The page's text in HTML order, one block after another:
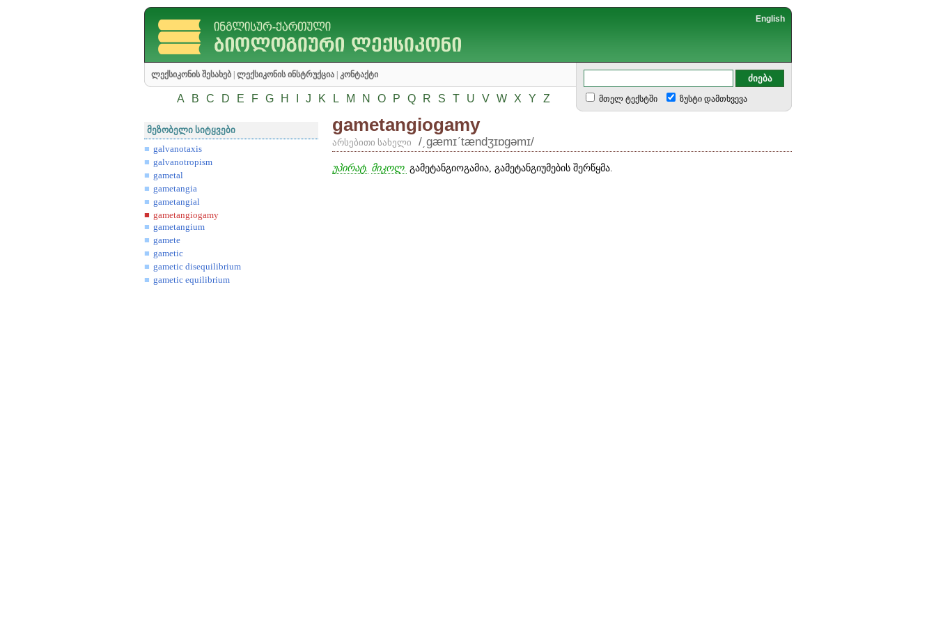
English
ლექსიკონის შესახებ ლექსიკონის ინსტრუქცია კონტაქტი
A B C D E F G H J K L M N O P Q R S T U V W X Y Z მთელ ტექსტში ზუსტი დამთხვევა
მეზობელი სიტყვები
galvanotaxis
galvanotropism
gametal
gametangia
gametangial
gametangiogamy
gametangium
gamete
gametic
gametic disequilibrium
gametic equilibrium
gametangiogamy
არსებითი სახელი /͵gæmɪʹtændʒɪɒgəmɪ/
უპირატ. მიკოლ. გამეტანგიოგამია, გამეტანგიუმების შერწყმა.